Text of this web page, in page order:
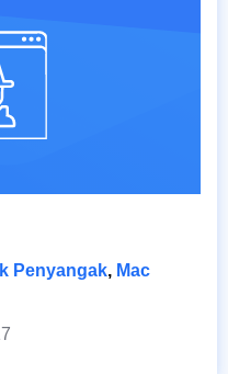
Penyangak, Mac